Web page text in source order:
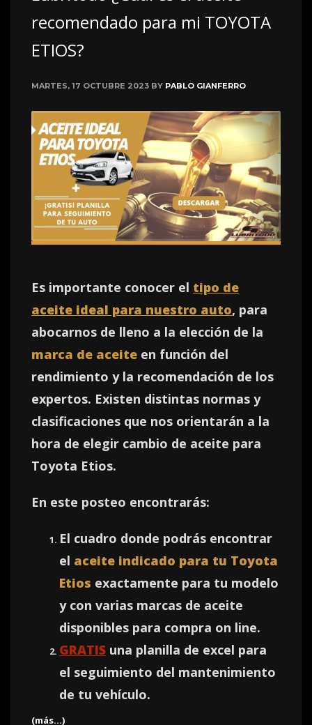
recomendado para mi TOYOTA
ETIOS?
MARTES, 17 OCTUBRE 2023 BY PABLO GIANFERRO
Es importante conocer el tipo de
aceite ideal para nuestro auto, para
abocarnos de lleno a la elección de la
marca de aceite en función del
rendimiento y la recomendación de los
expertos. Existen distintas normas y
clasificaciones que nos orientarán a la
hora de elegir cambio de aceite para
Toyota Etios.
En este posteo encontrarás:
El cuadro donde podrás encontrar
el aceite indicado para tu Toyota
Etios exactamente para tu modelo
y con varias marcas de aceite
disponibles para compra on line.
GRATIS una planilla de excel para
el seguimiento del mantenimiento
de tu vehículo.
(más…)